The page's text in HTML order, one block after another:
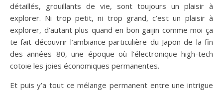
détaillés, grouillants de vie, sont toujours un plaisir à
explorer. Ni trop petit, ni trop grand, c’est un plaisir à
explorer, d’autant plus quand en bon gaijin comme moi ça
te fait découvrir l’ambiance particulière du Japon de la fin
des années 80, une époque où l’électronique high-tech
cotoie les joies économiques permanentes.
Et puis y’a tout ce mélange permanent entre une intrigue